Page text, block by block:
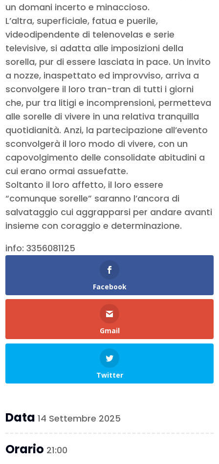
un domani incerto e minaccioso.
L’altra, superficiale, fatua e puerile,
videodipendente di telenovelas e serie
televisive, si adatta alle imposizioni della
sorella, pur di essere lasciata in pace. Un invito
a nozze, inaspettato ed improvviso, arriva a
sconvolgere il loro tran-tran di tutti i giorni
che, pur tra litigi e incomprensioni, permetteva
alle sorelle di vivere in una relativa tranquilla
quotidianità. Anzi, la partecipazione all’evento
sconvolgerà il loro modo di vivere, con un
capovolgimento delle consolidate abitudini a
cui erano ormai assuefatte.
Soltanto il loro affetto, il loro essere
“comunque sorelle” saranno l’ancora di
salvataggio cui aggrapparsi per andare avanti
insieme con coraggio e determinazione.
info: 3356081125
Facebook
Gmail
Twitter
Data14 Settembre 2025
Orario 21:00